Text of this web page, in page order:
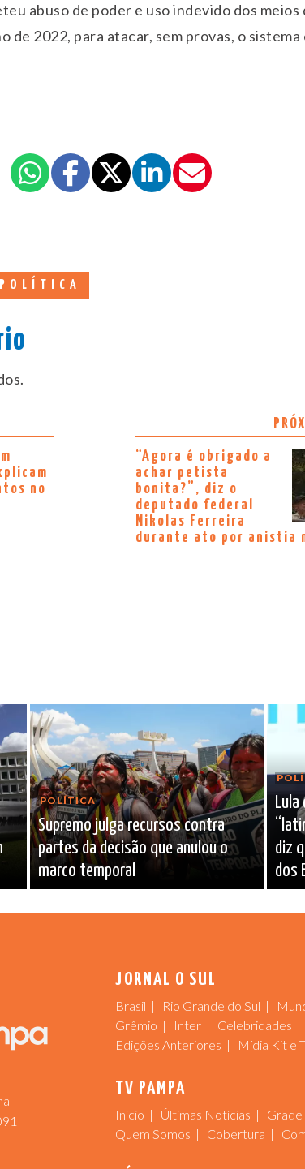
abuso de poder e uso indevido dos meios
de 2022, para atacar, sem provas, o
no
“Agora é obrigado a
achar petista
bonita?”, diz o
deputado federal
Nikolas Ferreira
durante ato por anistia
POLÍTICA
Supremo julga recursos contra
partes da decisão que anulou o
marco temporal
Lula
diz
dos
JORNAL O SUL
Brasil Rio Grande do Sul
Grêmio
Inter Celebridades
Edições Anteriores
Mídia Kit e
TV PAMPA
Início Últimas Notícias Grade
Quem Somos
Cobertura